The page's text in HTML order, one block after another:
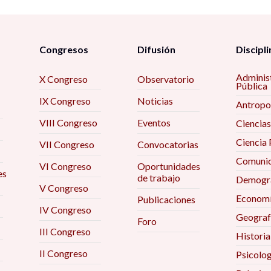
Congresos
X Congreso
IX Congreso
VIII Congreso
VII Congreso
VI Congreso
V Congreso
IV Congreso
III Congreso
II Congreso
Difusión
Observatorio
Noticias
Eventos
Convocatorias
Oportunidades
de trabajo
Publicaciones
Foro
Pública
Ciencia
Historia